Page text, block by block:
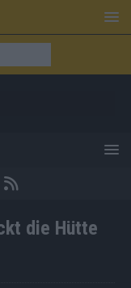
die Hütte